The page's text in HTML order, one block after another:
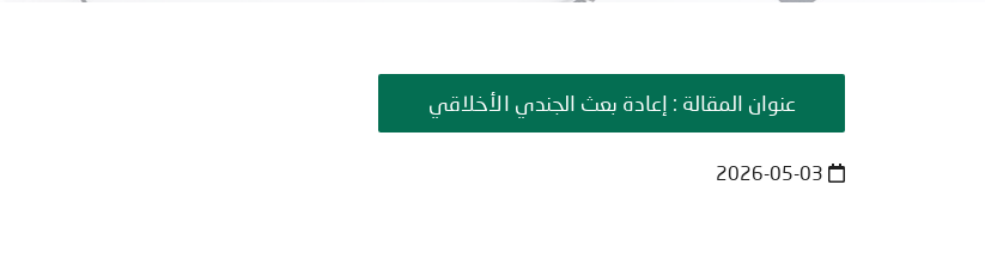
عنوان المقالة : إعادة بعث الجندي الأخلاقي